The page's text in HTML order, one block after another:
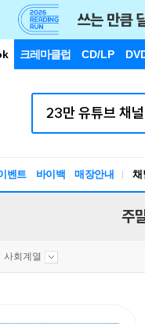
크레마클럽 CD/LP
벤트 바이백 매장안내 채
주
사회계열